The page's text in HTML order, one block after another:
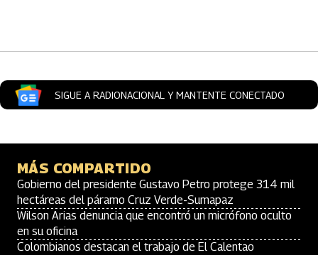
SIGUE A RADIONACIONAL Y MANTENTE CONECTADO
MÁS COMPARTIDO
Gobierno del presidente Gustavo Petro protege 314 mil
hectáreas del páramo Cruz Verde-Sumapaz
Wilson Arias denuncia que encontró un micrófono oculto
en su oficina
Colombianos destacan el trabajo de El Calentao